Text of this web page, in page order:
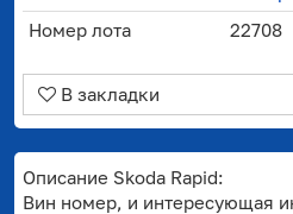
Номер лота
22708
В закладки
Описание Skoda Rapid:
Вин номер, и интересующая